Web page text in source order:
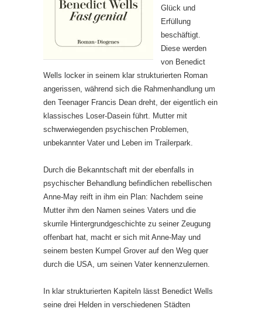
Glück und
Erfüllung
beschäftigt.
Diese werden
von Benedict
Wells locker in seinem klar strukturierten Roman
angerissen, während sich die Rahmenhandlung um
den Teenager Francis Dean dreht, der eigentlich ein
klassisches Loser-Dasein führt. Mutter mit
schwerwiegenden psychischen Problemen,
unbekannter Vater und Leben im Trailerpark.
Durch die Bekanntschaft mit der ebenfalls in
psychischer Behandlung befindlichen rebellischen
Anne-May reift in ihm ein Plan: Nachdem seine
Mutter ihm den Namen seines Vaters und die
skurrile Hintergrundgeschichte zu seiner Zeugung
offenbart hat, macht er sich mit Anne-May und
seinem besten Kumpel Grover auf den Weg quer
durch die USA, um seinen Vater kennenzulernen.
In klar strukturierten Kapiteln lässt Benedict Wells
seine drei Helden in verschiedenen Städten